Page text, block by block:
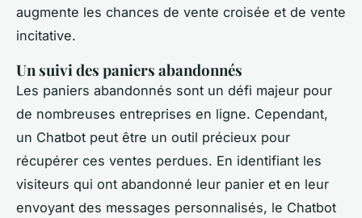
augmente les chances de vente croisée et de vente
incitative.
Un suivi des paniers abandonnés
Les paniers abandonnés sont un défi majeur pour
de nombreuses entreprises en ligne. Cependant,
un Chatbot peut être un outil précieux pour
récupérer ces ventes perdues. En identifiant les
visiteurs qui ont abandonné leur panier et en leur
envoyant des messages personnalisés, le Chatbot